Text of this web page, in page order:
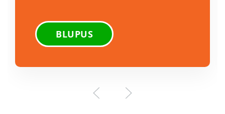
BLUPUS